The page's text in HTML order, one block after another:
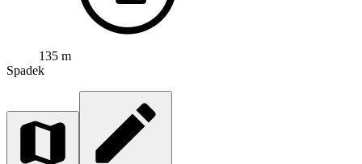
135 m
Spadek